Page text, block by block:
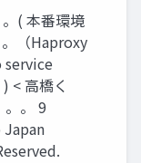
( 本番環境
（Haproxy
service
< 高橋く
。 9